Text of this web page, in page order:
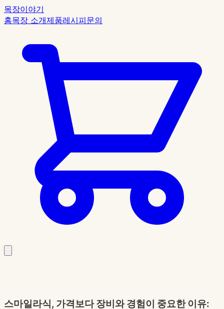
목장이야기
홈목장 소개제품레시피문의
스마일라식, 가격보다 장비와 경험이 중요한 이유: